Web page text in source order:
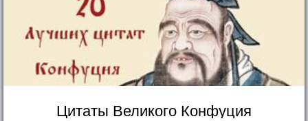
Цитаты Великого Конфуция